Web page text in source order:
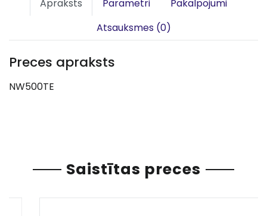
Apraksts Parametri
Pakalpojumi
Atsauksmes (0)
Preces apraksts
NW500TE
Saistītas preces